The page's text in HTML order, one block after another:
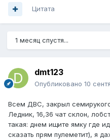
Цитата
1 месяц спустя...
dmt123
Опубликовано 10
Всем ДВС, закрыл
Ледник, 16,36 чат склон,
такая: днем ищите ямку где
сказать прям пулеметит), я